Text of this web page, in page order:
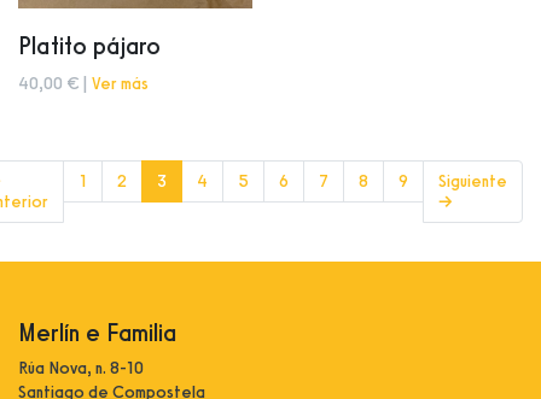
Platito pájaro
40,00 € | Ver más
1 2 3(current)
4 5 6 7 8 9
Siguiente
→
Merlín e Familia
Rúa Nova, n. 8-10
Santiago de Compostela